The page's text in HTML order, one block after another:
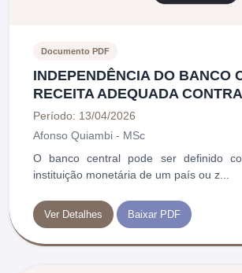
Documento PDF
INDEPENDÊNCIA DO BANCO
RECEITA ADEQUADA
Período: 13/04/2026
Afonso Quiambi - MSc
O banco central pode ser definido
instituição monetária de um país ou z...
Ver Detalhes Baixar PDF